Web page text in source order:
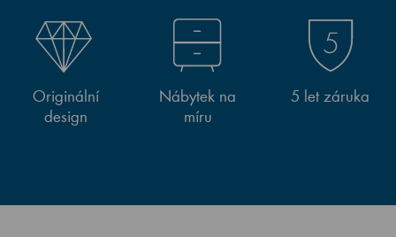
Originální
design
Nábytek na
míru
5 let záruka